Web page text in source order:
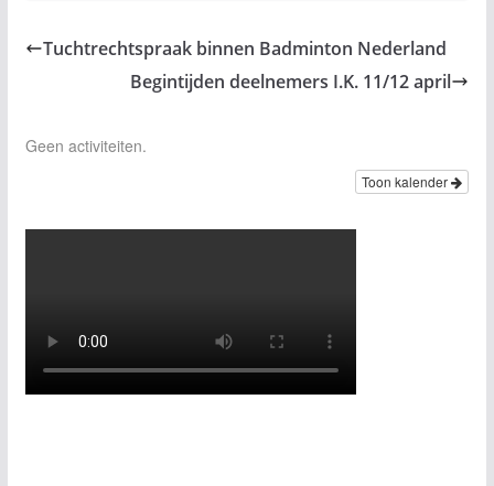
Tuchtrechtspraak binnen Badminton Nederland
Begintijden deelnemers I.K. 11/12 april
Geen activiteiten.
Toon kalender